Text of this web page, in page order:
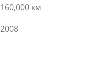
160,000 км
2008